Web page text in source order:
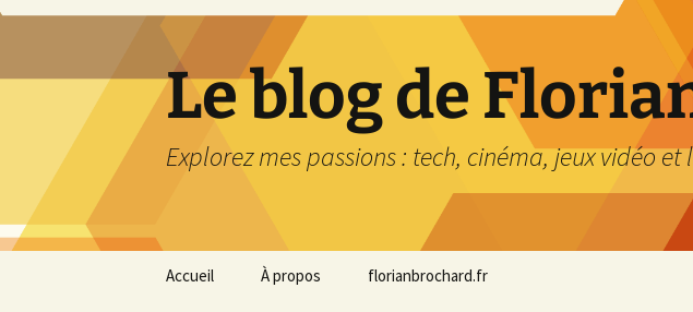
Aller
Le blog de
Explorez mes passions : tech, cinéma, jeux vidéo
Accueil À propos florianbrochard.fr